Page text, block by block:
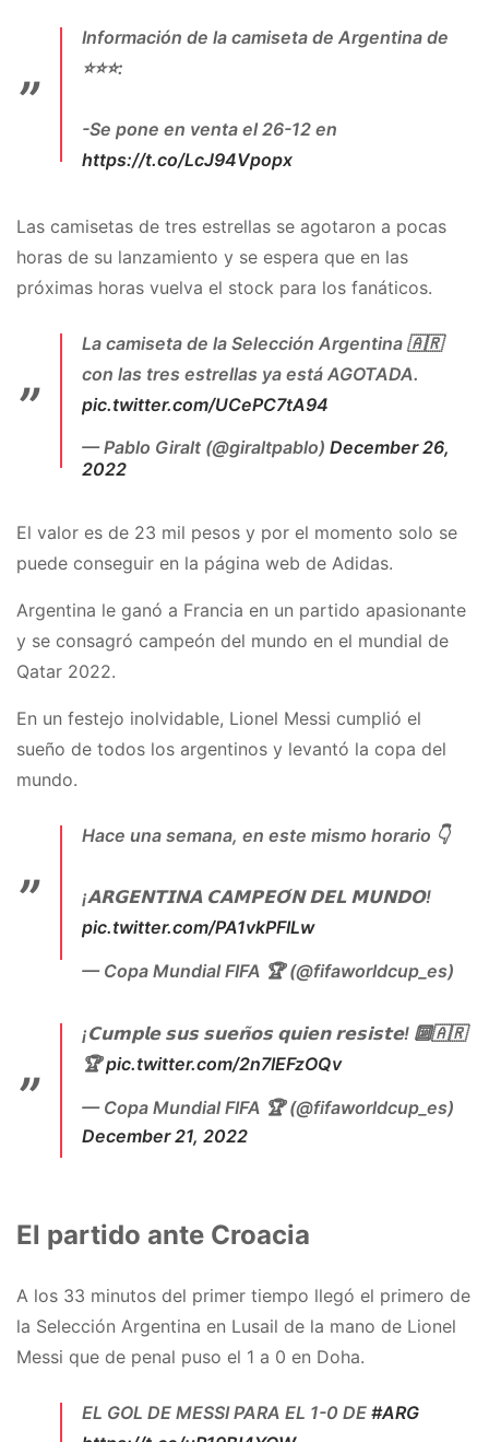
Información de la camiseta de Argentina de
⭐️⭐️⭐️:
-Se pone en venta el 26-12 en
https://t.co/LcJ94Vpopx
-En principio va a ser de forma exclusiva para
miembros adiclub.
-Tiene: escudo, 3 estrellas bordadas y el
escudo de Campeón del Mundo 2022 de la
FIFA.pic.twitter.com/4GPdE8dDy8
— Mariano Ojeda (@MarianoOjeda_)
Las camisetas de tres estrellas se agotaron a pocas
horas de su lanzamiento y se espera que en las
próximas horas vuelva el stock para los fanáticos.
La camiseta de la Selección Argentina 🇦🇷
con las tres estrellas ya está AGOTADA.
pic.twitter.com/UCePC7tA94
— Pablo Giralt (@giraltpablo) December 26,
2022
El valor es de 23 mil pesos y por el momento solo se
puede conseguir en la página web de Adidas.
Argentina le ganó a Francia en un partido apasionante
y se consagró campeón del mundo en el mundial de
Qatar 2022.
En un festejo inolvidable, Lionel Messi cumplió el
sueño de todos los argentinos y levantó la copa del
mundo.
Hace una semana, en este mismo horario 👇
¡𝗔𝗥𝗚𝗘𝗡𝗧𝗜𝗡𝗔 𝗖𝗔𝗠𝗣𝗘𝗢́𝗡 𝗗𝗘𝗟 𝗠𝗨𝗡𝗗𝗢!
pic.twitter.com/PA1vkPFILw
— Copa Mundial FIFA 🏆 (@fifaworldcup_es)
¡𝗖𝘂𝗺𝗽𝗹𝗲 𝘀𝘂𝘀 𝘀𝘂𝗲𝗻̃𝗼𝘀 𝗾𝘂𝗶𝗲𝗻 𝗿𝗲𝘀𝗶𝘀𝘁𝗲! 🔟🇦🇷
🏆pic.twitter.com/2n7IEFzOQv
— Copa Mundial FIFA 🏆 (@fifaworldcup_es)
December 21, 2022
El partido ante Croacia
A los 33 minutos del primer tiempo llegó el primero de
la Selección Argentina en Lusail de la mano de Lionel
Messi que de penal puso el 1 a 0 en Doha.
EL GOL DE MESSI PARA EL 1-0 DE #ARG